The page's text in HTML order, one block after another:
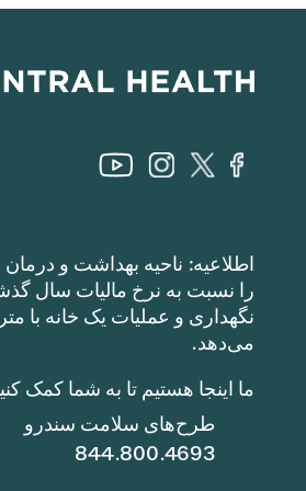
اطلاعیه: ناحیه بهداشت و
می‌دهد.
ما اینجا هستیم تا به شما کمک
طرح‌های سلامت سندرو
844.800.4693